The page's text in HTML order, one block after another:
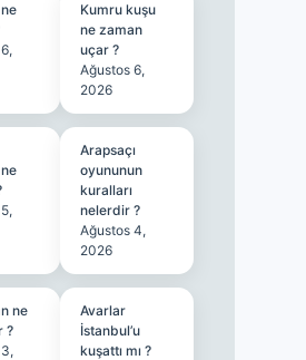
Kumru kuşu
ne zaman
uçar ?
Ağustos 6,
2026
Arapsaçı
oyununun
kuralları
nelerdir ?
Ağustos 4,
2026
ne
?
Avarlar
İstanbul’u
kuşattı mı ?